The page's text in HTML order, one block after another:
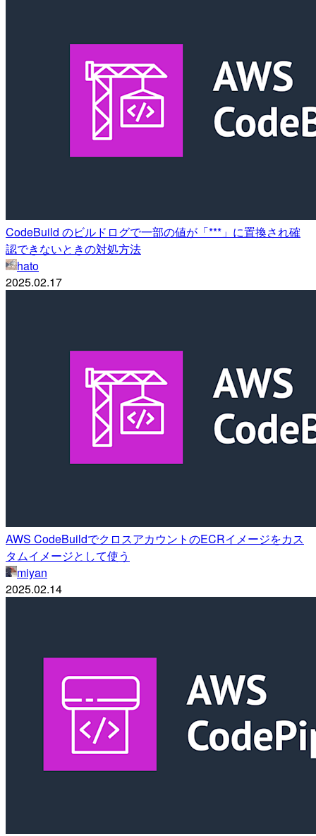
CodeBuild のビルドログで一部の値が「***」に置換され確
認できないときの対処方法
hato
2025.02.17
AWS CodeBuildでクロスアカウントのECRイメージをカス
タムイメージとして使う
miyan
2025.02.14